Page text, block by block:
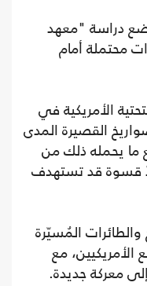
دراسة "معهد
محتملة أمام
الأمريكية في
القصيرة المدى
ما يحمله ذلك من
قسوة قد تستهدف
المُسيّرة
الأمريكيين، مع
معركة جديدة.